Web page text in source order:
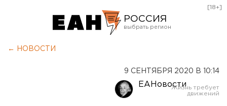
РОССИЯ
Оренбург
[18+]
← НОВОСТИ
9 СЕНТЯБРЯ 2020 В 10:14
ЕАНовости